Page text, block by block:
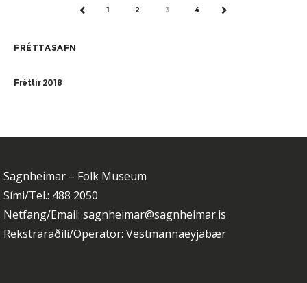
PREV1 2 3 4 NEXT
FRÉTTASAFN
Fréttir 2018
Sagnheimar – Folk Museum
Sími/Tel.: 488 2050
Netfang/Email: sagnheimar@sagnheimar.is
Rekstraraðili/Operator: Vestmannaeyjabær